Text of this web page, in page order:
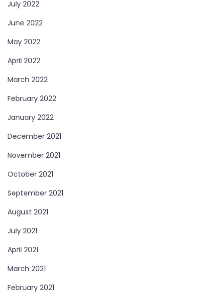
July 2022
June 2022
May 2022
April 2022
March 2022
February 2022
January 2022
December 2021
November 2021
October 2021
September 2021
August 2021
July 2021
April 2021
March 2021
February 2021